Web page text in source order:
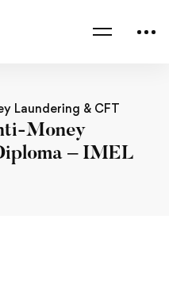
Laundering & CFT
Money
– IMEL